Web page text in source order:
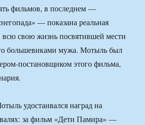
фильмов, в последнем —
— показана реальная
свою жизнь посвятившей мести
большевиками мужа. Мотыль был
постановщиком этого фильма,
удостаивался наград на
за фильм «Дети Памира» —